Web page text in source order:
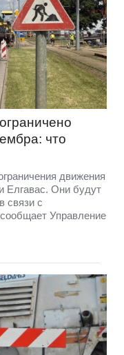
что
движения
Елгавас. Они будут
связи с
Управление